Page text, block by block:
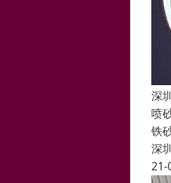
深
喷
铁
深
21-